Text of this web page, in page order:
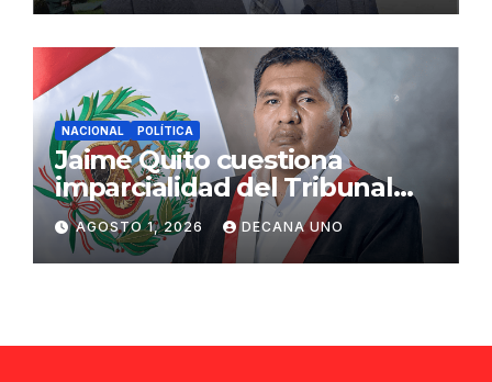
NACIONAL POLÍTICA
Jaime Quito cuestiona
imparcialidad del Tribunal
Constitucional tras liberación
de Ollanta Humala
AGOSTO 1, 2026 DECANA UNO